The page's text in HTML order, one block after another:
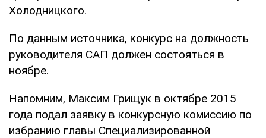
Холодницкого.
По данным источника, конкурс на должность
руководителя САП должен состояться в
ноябре.
Напомним, Максим Грищук в октябре 2015
года подал заявку в конкурсную комиссию по
избранию главы Специализированной